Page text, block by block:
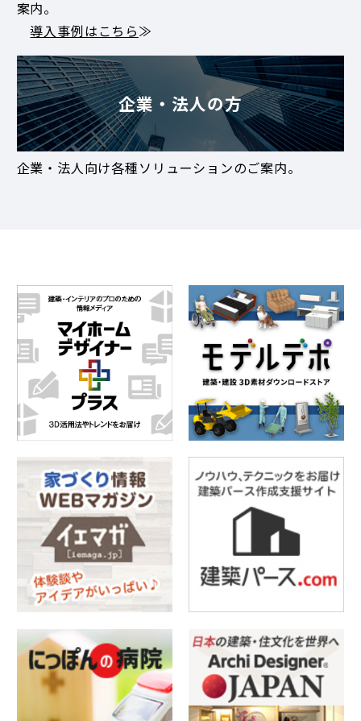
案内。
導入事例はこちら≫
企業・法人の方
企業・法人向け各種ソリューションのご案内。